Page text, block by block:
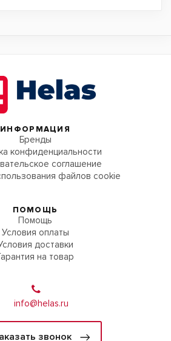
ИНФОРМАЦИЯ
Бренды
конфиденциальности
соглашение
файлов cookie
ПОМОЩЬ
Помощь
Условия оплаты
доставки
на товар
info@helas.ru
звонок